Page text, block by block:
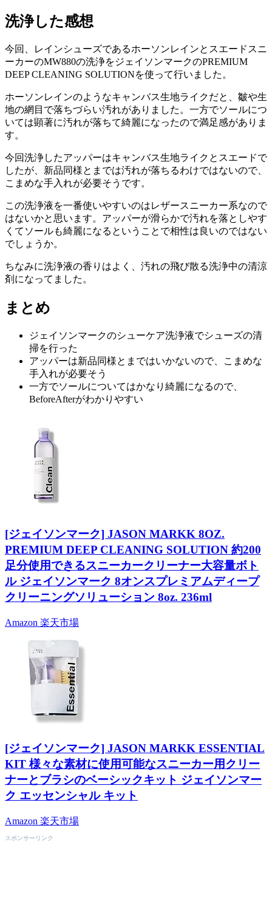
洗浄した感想
今回、レインシューズであるホーソンレインとスエードスニ
ーカーのMW880の洗浄をジェイソンマークのPREMIUM
DEEP CLEANING SOLUTIONを使って行いました。
ホーソンレインのようなキャンバス生地ライクだと、皺や生
地の網目で落ちづらい汚れがありました。一方でソールにつ
いては顕著に汚れが落ちて綺麗になったので満足感がありま
す。
今回洗浄したアッパーはキャンバス生地ライクとスエードで
したが、新品同様とまでは汚れが落ちるわけではないので、
こまめな手入れが必要そうです。
この洗浄液を一番使いやすいのはレザースニーカー系なので
はないかと思います。アッパーが滑らかで汚れを落としやす
くてソールも綺麗になるということで相性は良いのではない
でしょうか。
ちなみに洗浄液の香りはよく、汚れの飛び散る洗浄中の清涼
剤になってました。
まとめ
ジェイソンマークのシューケア洗浄液でシューズの清
掃を行った
アッパーは新品同様とまではいかないので、こまめな
手入れが必要そう
一方でソールについてはかなり綺麗になるので、
BeforeAfterがわかりやすい
[ジェイソンマーク] JASON MARKK 8OZ.
PREMIUM DEEP CLEANING SOLUTION 約200
足分使用できるスニーカークリーナー大容量ボト
ル ジェイソンマーク 8オンスプレミアムディープ
クリーニングソリューション 8oz. 236ml
Amazon 楽天市場
[ジェイソンマーク] JASON MARKK ESSENTIAL
KIT 様々な素材に使用可能なスニーカー用クリー
ナーとブラシのベーシックキット ジェイソンマー
ク エッセンシャル キット
Amazon 楽天市場
スポンサーリンク